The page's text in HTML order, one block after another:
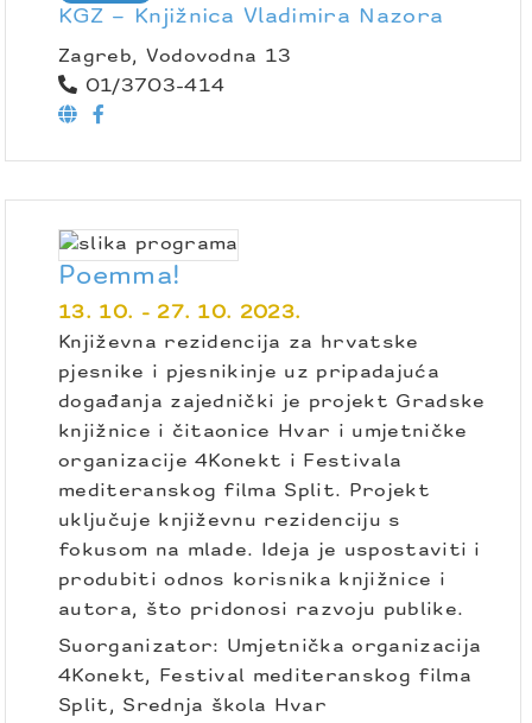
KGZ – Knjižnica Vladimira Nazora
Zagreb, Vodovodna 13
01/3703-414
Poemma!
13. 10. - 27. 10. 2023.
Književna rezidencija za hrvatske
pjesnike i pjesnikinje uz pripadajuća
događanja zajednički je projekt Gradske
knjižnice i čitaonice Hvar i umjetničke
organizacije 4Konekt i Festivala
mediteranskog filma Split. Projekt
uključuje književnu rezidenciju s
fokusom na mlade. Ideja je uspostaviti i
produbiti odnos korisnika knjižnice i
autora, što pridonosi razvoju publike.
Suorganizator: Umjetnička organizacija
4Konekt, Festival mediteranskog filma
Split, Srednja škola Hvar